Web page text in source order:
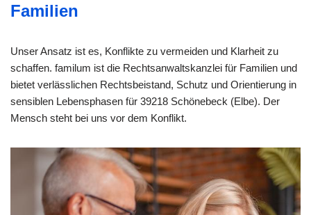
Familien
Unser Ansatz ist es, Konflikte zu vermeiden und Klarheit zu
schaffen. familum ist die Rechtsanwaltskanzlei für Familien und
bietet verlässlichen Rechtsbeistand, Schutz und Orientierung in
sensiblen Lebensphasen für 39218 Schönebeck (Elbe). Der
Mensch steht bei uns vor dem Konflikt.